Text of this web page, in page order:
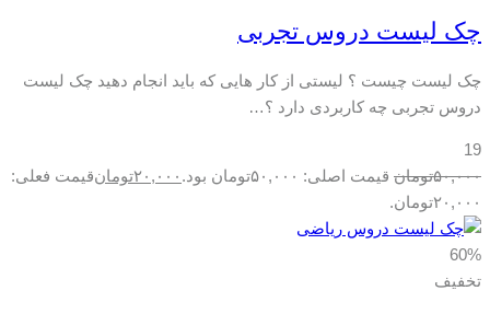
چک لیست دروس تجربی
چک لیست چیست ؟ لیستی از کار هایی که باید انجام دهید چک لیست
دروس تجربی چه کاربردی دارد ؟…
19
۵۰,۰۰۰تومان قیمت اصلی: ۵۰,۰۰۰تومان بود. ۲۰,۰۰۰تومانقیمت فعلی:
۲۰,۰۰۰تومان.
60%
تخفیف